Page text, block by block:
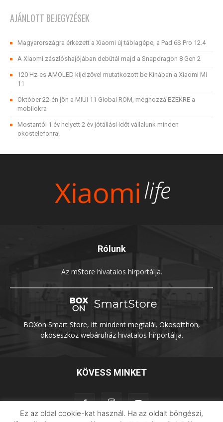
AJÁNLOTT BEJEGYZÉSEK
Magyarországra érkezett a Xiaomi új táblagépe, a Pad 6S Pro 12.4
A Xiaomi zászlóshajójában debütál majd a Snapdragon 8 Gen 2
120 Hz-es AMOLED kijelzővel mutatkozott be Kínában a Xiaomi Mi
11
Október 22-én jön a MIUI 11 Global ROM, méghozzá EZEKRE a
mobilokra
Mostantól 1 év helyett 2 év jótállási időt vállalunk minden
okostelefonra!
Rólunk
Az mStore hivatalos hírportálja.
BOXon Smart Store, itt mindent megtalál. Okosotthon,
okoseszköz webáruházhivatalos hírportálja.
KÖVESS MINKET
Ez az oldal cookie-kat használ. Ha az oldalt böngészi,